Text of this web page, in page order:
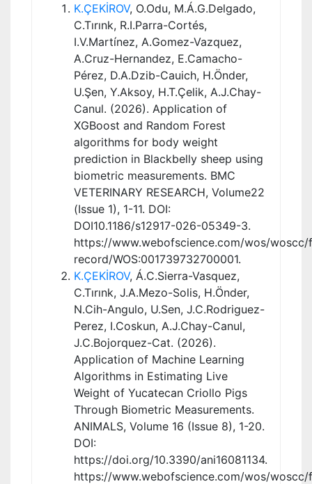
K.ÇEKİROV, O.Odu, M.Á.G.Delgado,
C.Tırınk, R.I.Parra-Cortés,
I.V.Martínez, A.Gomez-Vazquez,
A.Cruz-Hernandez, E.Camacho-
Pérez, D.A.Dzib-Cauich, H.Önder,
U.Şen, Y.Aksoy, H.T.Çelik, A.J.Chay-
Canul. (2026). Application of
XGBoost and Random Forest
algorithms for body weight
prediction in Blackbelly sheep using
biometric measurements. BMC
VETERINARY RESEARCH, Volume22
(Issue 1), 1-11. DOI:
DOI10.1186/s12917-026-05349-3.
https://www.webofscience.com/wos/
record/WOS:001739732700001.
K.ÇEKİROV, Á.C.Sierra-Vasquez,
C.Tırınk, J.A.Mezo-Solis, H.Önder,
N.Cih-Angulo, U.Sen, J.C.Rodriguez-
Perez, I.Coskun, A.J.Chay-Canul,
J.C.Bojorquez-Cat. (2026).
Application of Machine Learning
Algorithms in Estimating Live
Weight of Yucatecan Criollo Pigs
Through Biometric Measurements.
ANIMALS, Volume 16 (Issue 8), 1-20.
DOI:
https://doi.org/10.3390/ani16081134.
https://www.webofscience.com/wos/